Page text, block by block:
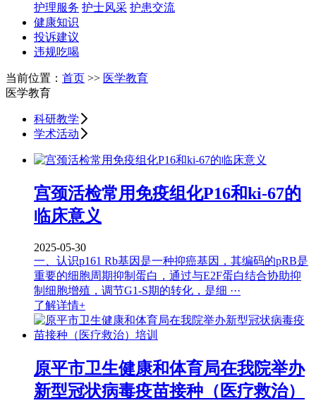
护理服务 护士风采 护患交流
健康知识
投诉建议
违规吃喝
当前位置： 首页 >> 医学教育
医学教育
科研教学
学术活动
宫颈活检常用免疫组化P16和ki-67的
临床意义
2025-05-30
一、认识p161 Rb基因是一种抑癌基因，其编码的pRB是
重要的细胞周期抑制蛋白，通过与E2F蛋白结合协助抑
制细胞增殖，调节G1-S期的转化，是细 ···
了解详情+
原平市卫生健康和体育局在我院举办
新型冠状病毒疫苗接种（医疗救治）